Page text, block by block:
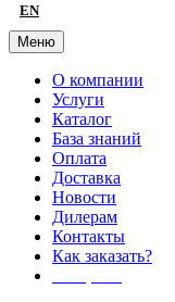
EN
Меню
О компании
Услуги
Каталог
База знаний
Оплата
Доставка
Новости
Дилерам
Контакты
Как заказать?